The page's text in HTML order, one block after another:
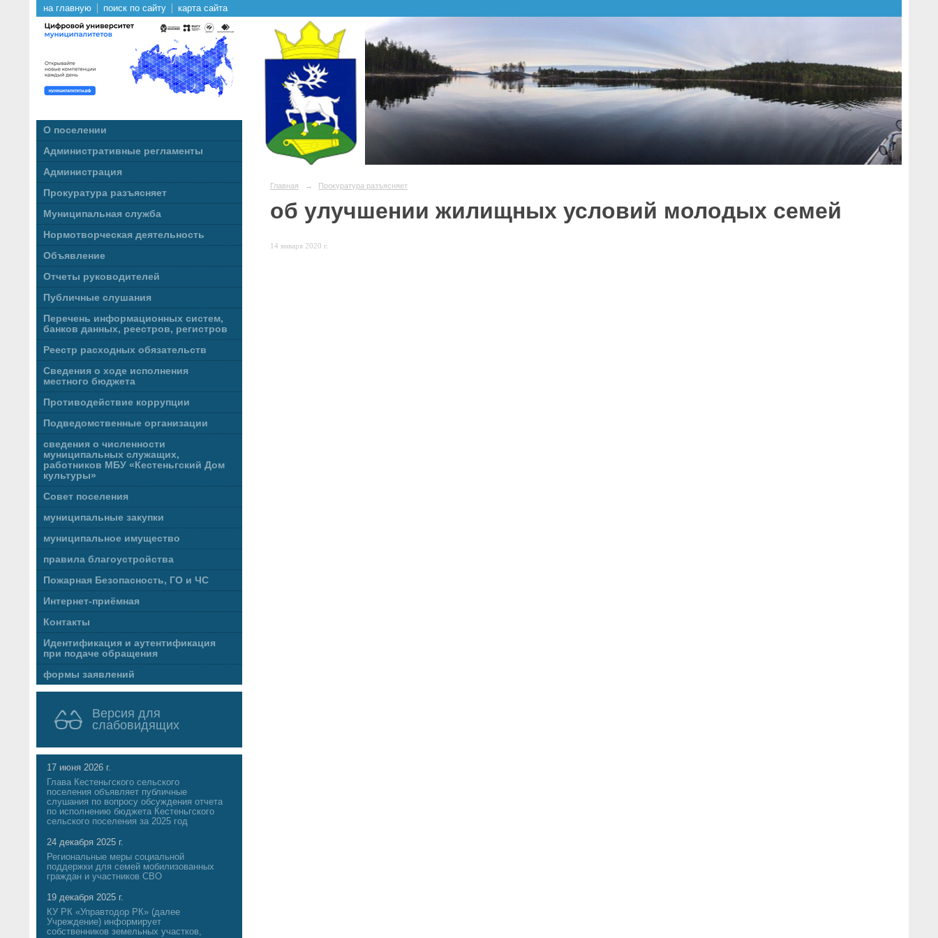
на главную поиск по сайту карта сайта
О поселении
Административные регламенты
Администрация
Прокуратура разъясняет
Муниципальная служба
Нормотворческая деятельность
Объявление
Отчеты руководителей
Публичные слушания
Перечень информационных систем,
банков данных, реестров, регистров
Реестр расходных обязательств
Сведения о ходе исполнения
местного бюджета
Противодействие коррупции
Подведомственные организации
сведения о численности
муниципальных служащих,
работников МБУ «Кестеньгский Дом
культуры»
Совет поселения
муниципальные закупки
муниципальное имущество
правила благоустройства
Пожарная Безопасность, ГО и ЧС
Интернет-приёмная
Контакты
Идентификация и аутентификация
при подаче обращения
формы заявлений
Версия для
слабовидящих
17 июня 2026 г.
Глава Кестеньгского сельского
поселения объявляет публичные
слушания по вопросу обсуждения отчета
по исполнению бюджета Кестеньгского
сельского поселения за 2025 год
24 декабря 2025 г.
Региональные меры социальной
поддержки для семей мобилизованных
граждан и участников СВО
19 декабря 2025 г.
КУ РК «Управтодор РК» (далее
Учреждение) информирует
собственников земельных участков,
Главная → Прокуратура разъясняет
об улучшении жилищных условий молодых семей
14 января 2020 г.